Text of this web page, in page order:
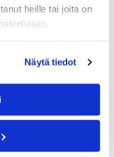
heille tai joita on
Näytä tiedot
ajantasainen tieto
opastaa
pitävät paremmin ja
vähenevät, kun